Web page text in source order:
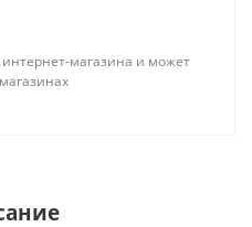
магазина и может